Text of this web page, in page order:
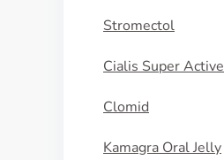
Stromectol
Cialis Super Active
Clomid
Kamagra Oral Jelly